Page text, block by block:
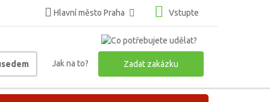
Hlavní město Praha Vstupte
Jak na to? Zadat zakázku